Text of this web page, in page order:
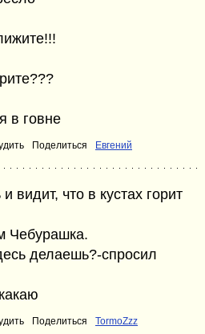
в говне
Поделиться Евгений
видит, что в кустах горит
Чебурашка.
делаешь?-спросил
Поделиться TormoZzz